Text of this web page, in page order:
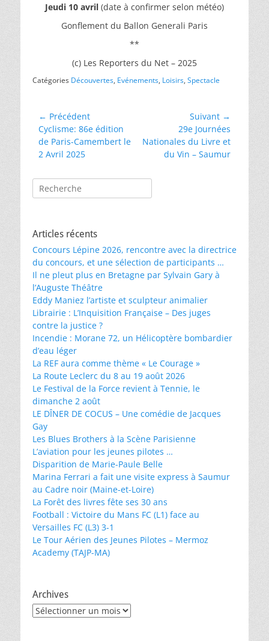
Jeudi 10 avril (date à confirmer selon météo)
Gonflement du Ballon Generali Paris
**
(c) Les Reporters du Net – 2025
Catégories Découvertes, Evénements, Loisirs, Spectacle
Navigation
de
l’article
← Précédent
Article
précédent :
Cyclisme: 86e édition
de Paris-Camembert le
2 Avril 2025
Suivant →
suivant :
29e Journées
Nationales du Livre et
du Vin – Saumur
Rechercher :
Articles récents
Concours Lépine 2026, rencontre avec la directrice
du concours, et une sélection de participants …
Il ne pleut plus en Bretagne par Sylvain Gary à
l’Auguste Théâtre
Eddy Maniez l’artiste et sculpteur animalier
Librairie : L’Inquisition Française – Des juges
contre la justice ?
Incendie : Morane 72, un Hélicoptère bombardier
d’eau léger
La REF aura comme thème « Le Courage »
La Route Leclerc du 8 au 19 août 2026
Le Festival de la Force revient à Tennie, le
dimanche 2 août
LE DÎNER DE COCUS – Une comédie de Jacques
Gay
Les Blues Brothers à la Scène Parisienne
L’aviation pour les jeunes pilotes …
Disparition de Marie-Paule Belle
Marina Ferrari a fait une visite express à Saumur
au Cadre noir (Maine-et-Loire)
La Forêt des livres fête ses 30 ans
Football : Victoire du Mans FC (L1) face au
Versailles FC (L3) 3-1
Le Tour Aérien des Jeunes Pilotes – Mermoz
Academy (TAJP-MA)
Archives
Archives